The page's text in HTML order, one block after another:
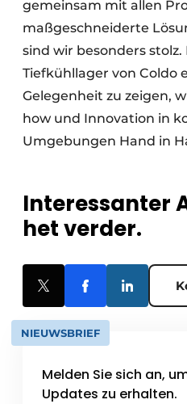
gemeinsam mit allen
maßgeschneiderte
sind wir besonders
Tiefkühllager von Coldo
Gelegenheit zu zeigen,
how und Innovation in
Umgebungen Hand in
Interessanter
het verder.
NIEUWSBRIEF
Melden Sie sich an,
Updates zu erhalten.